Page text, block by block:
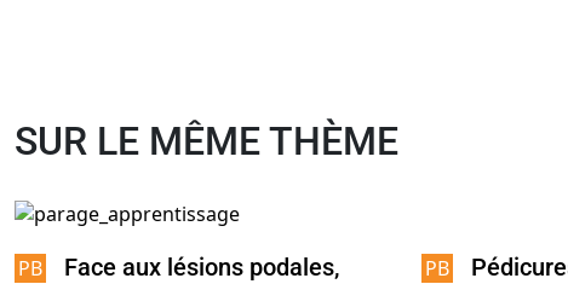
SUR LE MÊME THÈME
Face aux lésions podales,